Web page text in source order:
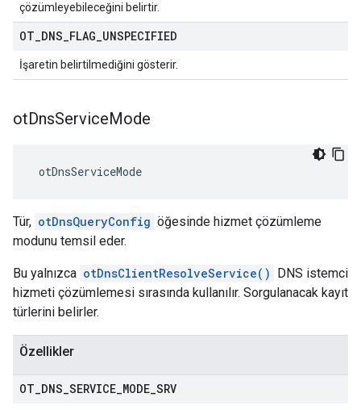
çözümleyebileceğini belirtir.
OT DNS FLAG UNSPECIFIED
İşaretin belirtilmediğini gösterir.
otDnsServiceMode
otDnsServiceMode
Tür, otDnsQueryConfig öğesinde hizmet çözümleme
modunu temsil eder.
Bu yalnızca otDnsClientResolveService() DNS istemci
hizmeti çözümlemesi sırasında kullanılır. Sorgulanacak kayıt
türlerini belirler.
Özellikler
OT DNS SERVICE MODE SRV